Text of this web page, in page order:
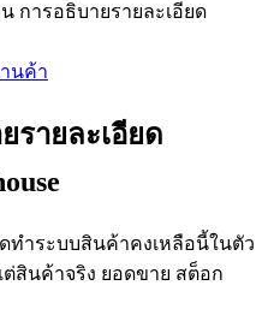
การอธิบายรายละเอียด
นค้า
รายละเอียด
ทำระบบสินค้าคงเหลือนี้ในตัว
สินค้าจริง ยอดขาย สต็อก